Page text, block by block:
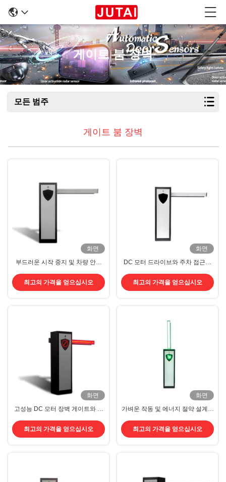
게이트 붐 장벽
모든 범주
게이트 붐 장벽
화면
부드러운 시작 중지 및 차량 안전
게이트
최고의 가격을 얻으십시오
화면
DC 모터 드라이브와 주차 접근을
벽
최고의 가격을 얻으십시오
화면
고성능 DC 모터 장벽 게이트와 부
최고의 가격을 얻으십시오
화면
가벼운 작동 및 에너지 절약 설계와
최고의 가격을 얻으십시오